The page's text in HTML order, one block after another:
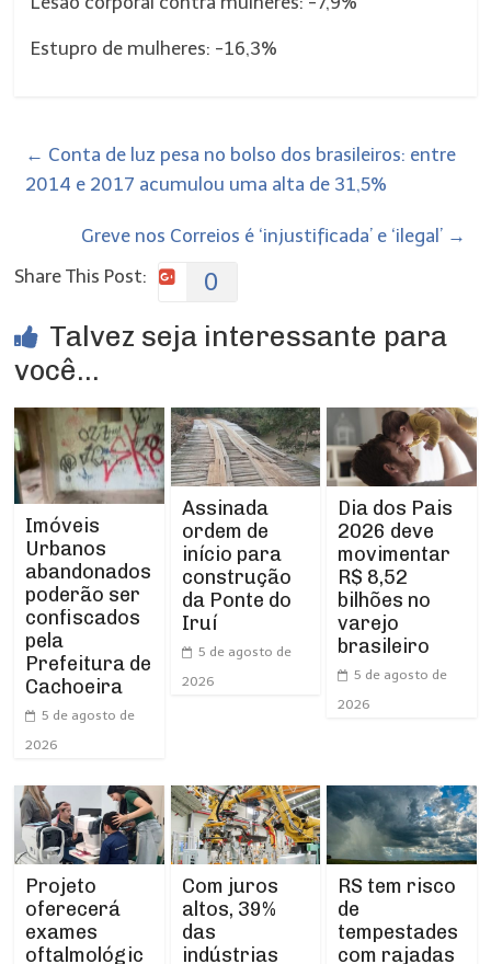
Estupro de mulheres: -16,3%
← Conta de luz pesa no bolso dos brasileiros: entre
2014 e 2017 acumulou uma alta de 31,5%
Greve nos Correios é ‘injustificada’ e ‘ilegal’ →
Share This Post:
0
Talvez seja interessante para
você...
Imóveis
Urbanos
abandonados
poderão ser
confiscados
pela
Prefeitura de
Cachoeira
5 de agosto de
2026
Assinada
ordem de
início para
construção
da Ponte do
Iruí
5 de agosto de
2026
Dia dos Pais
2026 deve
movimentar
R$ 8,52
bilhões no
varejo
brasileiro
5 de agosto de
2026
Projeto
oferecerá
exames
oftalmológic
Com juros
altos, 39%
das
indústrias
RS tem risco
de
tempestades
com rajadas